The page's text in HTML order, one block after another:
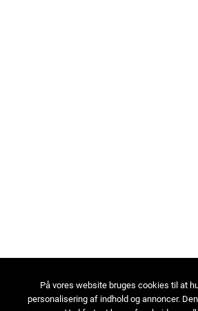
På vores website bruges cookies til at
personalisering af indhold og annoncer.